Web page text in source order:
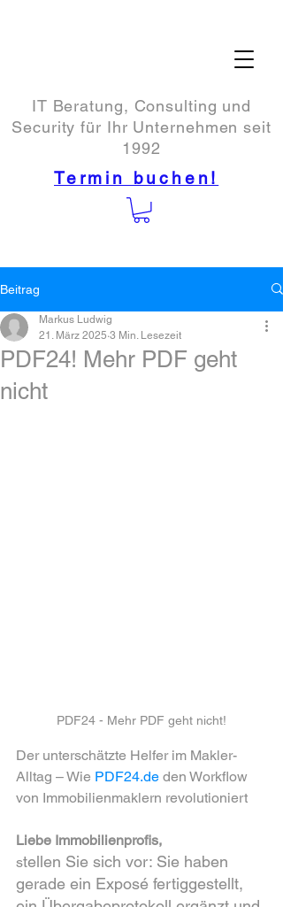
IT Beratung, Consulting und
Security für Ihr Unternehmen seit
1992
Termin buchen!
Beitrag
PDF24! Mehr PDF geht
nicht
Markus Ludwig
21. März 2025 3 Min. Lesezeit
PDF24 - Mehr PDF geht nicht!
Der unterschätzte Helfer im Makler-
Alltag – Wie PDF24.de den Workflow
von Immobilienmaklern revolutioniert
Liebe Immobilienprofis,
stellen Sie sich vor: Sie haben
gerade ein Exposé fertiggestellt,